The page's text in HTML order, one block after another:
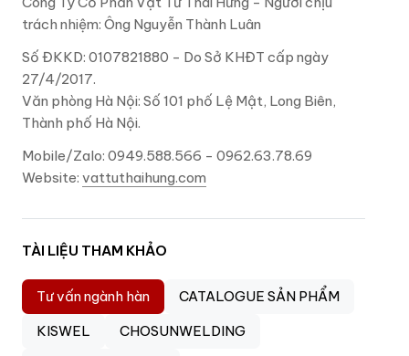
trách nhiệm: Ông Nguyễn Thành Luân
Số ĐKKD: 0107821880 - Do Sở KHĐT cấp ngày
27/4/2017.
Văn phòng Hà Nội: Số 101 phố Lệ Mật, Long Biên,
Thành phố Hà Nội.
Mobile/Zalo: 0949.588.566 - 0962.63.78.69
Website: vattuthaihung.com
TÀI LIỆU THAM KHẢO
Tư vấn ngành hàn
CATALOGUE SẢN PHẨM
KISWEL
CHOSUNWELDING